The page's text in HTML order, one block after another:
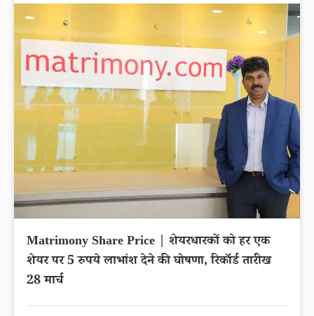
Matrimony Share Price | शेयरधारकों को हर एक
शेयर पर 5 रुपये लाभांश देने की घोषणा, रिकॉर्ड तारीख
28 मार्च